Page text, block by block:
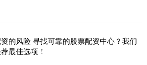
的风险 寻找可靠的股票配资中心？我们
最佳选项！